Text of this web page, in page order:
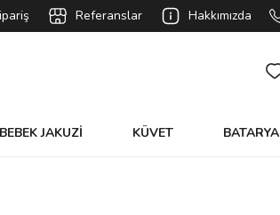
Referanslar Hakkımızda
BEBEK JAKUZİ KÜVET BATARYA